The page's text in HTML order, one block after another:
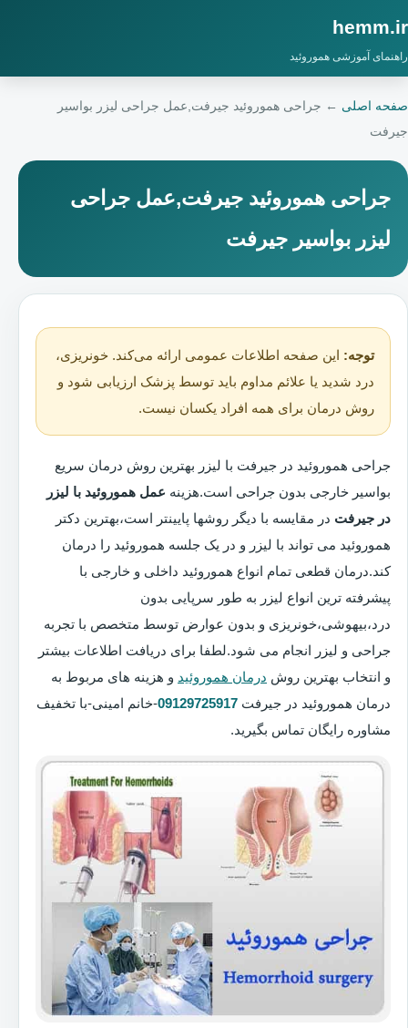
hemm.ir
راهنمای آموزشی هموروئید
صفحه اصلی ← جراحی هموروئید جیرفت,عمل جراحی لیزر بواسیر
جیرفت
جراحی هموروئید جیرفت,عمل جراحی
لیزر بواسیر جیرفت
توجه: این صفحه اطلاعات عمومی ارائه می‌کند. خونریزی،
درد شدید یا علائم مداوم باید توسط پزشک ارزیابی شود و
روش درمان برای همه افراد یکسان نیست.
جراحی هموروئید در جیرفت با لیزر بهترین روش درمان سریع
بواسیر خارجی بدون جراحی است.هزینه عمل هموروئید با لیزر
در جیرفت در مقایسه با دیگر روشها پایینتر است،بهترین دکتر
هموروئید می تواند با لیزر و در یک جلسه هموروئید را درمان
کند.درمان قطعی تمام انواع هموروئید داخلی و خارجی با
پیشرفته ترین انواع لیزر به طور سرپایی بدون
درد،بیهوشی،خونریزی و بدون عوارض توسط متخصص با تجربه
جراحی و لیزر انجام می شود.لطفا برای دریافت اطلاعات بیشتر
و انتخاب بهترین روش درمان هموروئید و هزینه های مربوط به
درمان هموروئید در جیرفت 09129725917-خانم امینی-با تخفیف
مشاوره رایگان تماس بگیرید.